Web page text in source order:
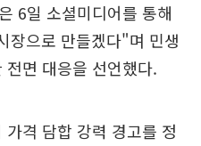
6일 소셜미디어를 통해
장으로 만들겠다"며 민생
면 대응을 선언했다.
격 담합 강력 경고를 정